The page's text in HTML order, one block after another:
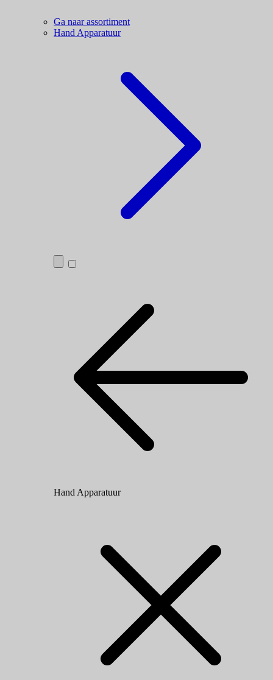
Ga naar assortiment
Hand Apparatuur
Hand Apparatuur